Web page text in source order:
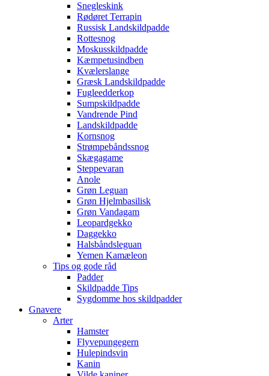
Snegleskink
Rødøret Terrapin
Russisk Landskildpadde
Rottesnog
Moskusskildpadde
Kæmpetusindben
Kvælerslange
Græsk Landskildpadde
Fugleedderkop
Sumpskildpadde
Vandrende Pind
Landskildpadde
Kornsnog
Strømpebåndssnog
Skægagame
Steppevaran
Anole
Grøn Leguan
Grøn Hjelmbasilisk
Grøn Vandagam
Leopardgekko
Daggekko
Halsbåndsleguan
Yemen Kamæleon
Tips og gode råd
Padder
Skildpadde Tips
Sygdomme hos skildpadder
Gnavere
Arter
Hamster
Flyvepungegern
Hulepindsvin
Kanin